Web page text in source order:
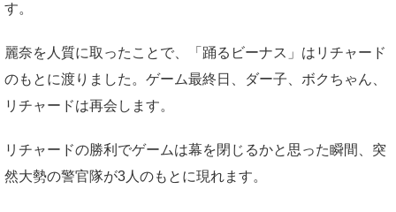
す。
麗奈を人質に取ったことで、「踊るビーナス」はリチャード
のもとに渡りました。ゲーム最終日、ダー子、ボクちゃん、
リチャードは再会します。
リチャードの勝利でゲームは幕を閉じるかと思った瞬間、突
然大勢の警官隊が3人のもとに現れます。